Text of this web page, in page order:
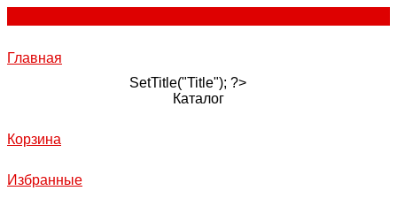
Главная
SetTitle("Title"); ?>
Каталог
Корзина
Избранные